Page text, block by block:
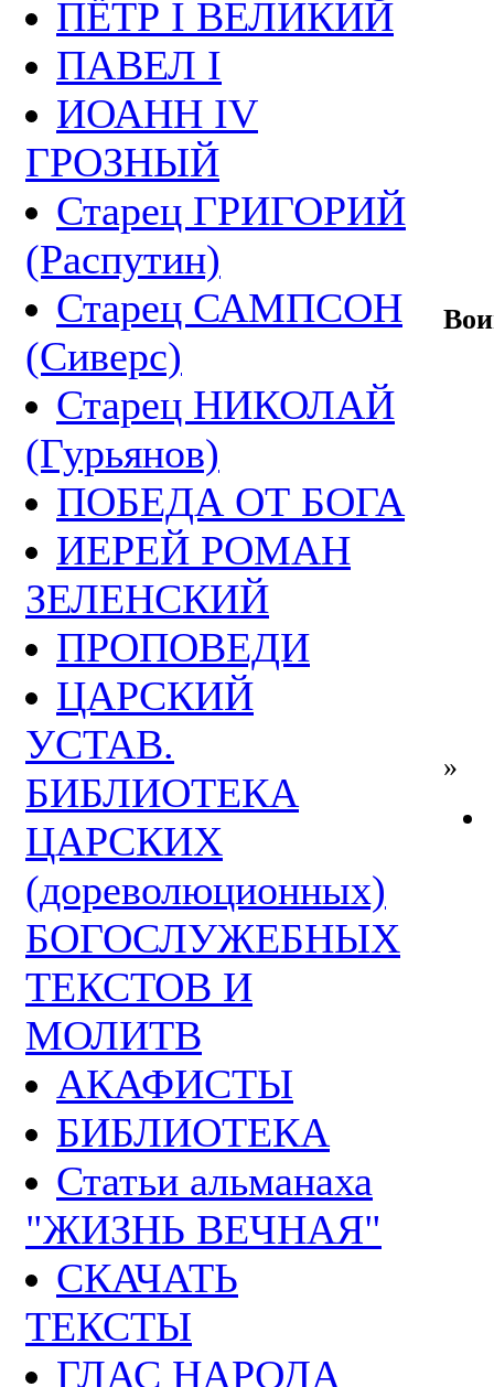
ПЁТР I ВЕЛИКИЙ
ПАВЕЛ I
ИОАНН IV
ГРОЗНЫЙ
Старец ГРИГОРИЙ
(Распутин)
Старец САМПСОН
(Сиверс)
Старец НИКОЛАЙ
(Гурьянов)
ПОБЕДА ОТ БОГА
ИЕРЕЙ РОМАН
ЗЕЛЕНСКИЙ
ПРОПОВЕДИ
ЦАРСКИЙ
УСТАВ.
БИБЛИОТЕКА
ЦАРСКИХ
(дореволюционных)
БОГОСЛУЖЕБНЫХ
ТЕКСТОВ И
МОЛИТВ
АКАФИСТЫ
БИБЛИОТЕКА
Статьи альманаха
"ЖИЗНЬ ВЕЧНАЯ"
СКАЧАТЬ
ТЕКСТЫ
ГЛАС НАРОДА
»